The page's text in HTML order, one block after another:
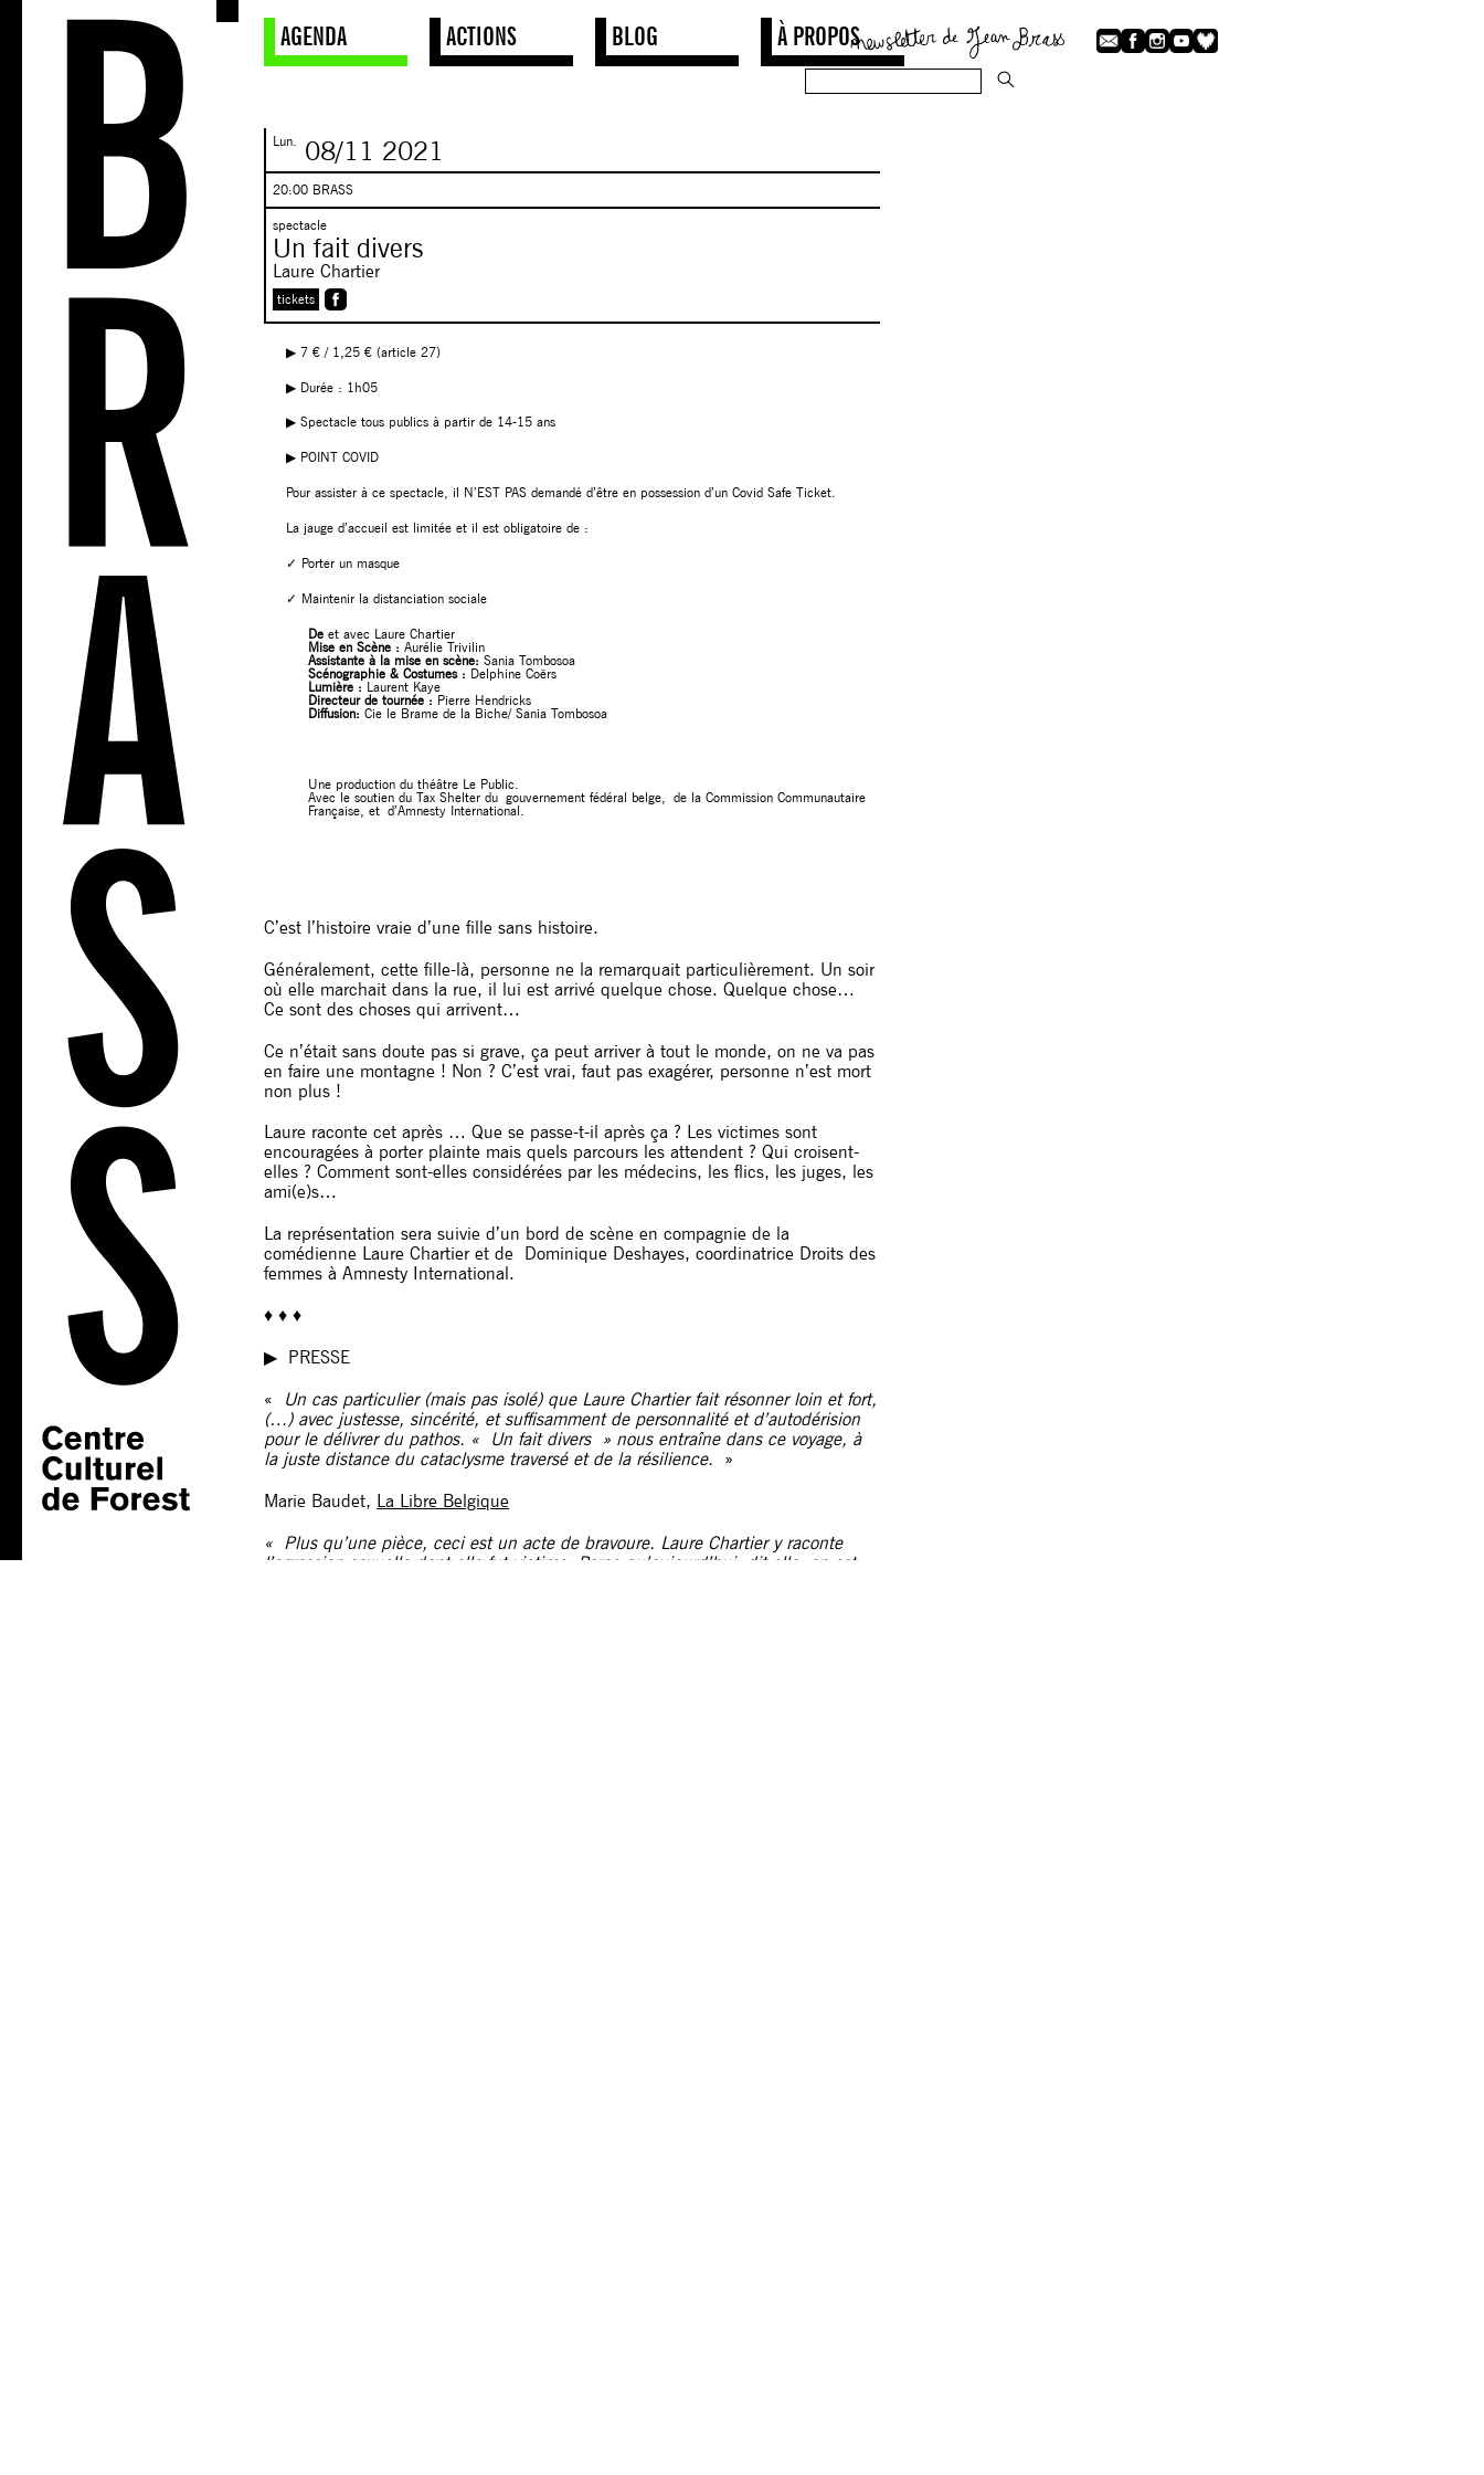
AGENDA ACTIONS BLOG À PROPOS
Lun. 08/11 2021
20:00 BRASS
spectacle
Un fait divers
Laure Chartier
tickets
▶︎ 7 € / 1,25 € (article 27)
▶︎ Durée : 1h05
▶︎ Spectacle tous publics à partir de 14-15 ans
▶︎ POINT COVID
Pour assister à ce spectacle, il N’EST PAS demandé d’être en possession d’un Covid Safe Ticket.
La jauge d’accueil est limitée et il est obligatoire de :
✓ Porter un masque
✓ Maintenir la distanciation sociale
Deet avec Laure Chartier
Mise en Scène : Aurélie Trivilin
Assistante à la mise en scène: Sania Tombosoa
Scénographie & Costumes : Delphine Coërs
Lumière : Laurent Kaye
Directeur de tournée : Pierre Hendricks
Diffusion: Cie le Brame de la Biche/ Sania Tombosoa
Une production du théâtre Le Public.
Avec le soutien du Tax Shelter du gouvernement fédéral belge, de la Commission Communautaire
Française, et d’Amnesty International.
C’est l’histoire vraie d’une fille sans histoire.
Généralement, cette fille-là, personne ne la remarquait particulièrement. Un soir
où elle marchait dans la rue, il lui est arrivé quelque chose. Quelque chose…
Ce sont des choses qui arrivent…
Ce n’était sans doute pas si grave, ça peut arriver à tout le monde, on ne va pas
en faire une montagne ! Non ? C’est vrai, faut pas exagérer, personne n’est mort
non plus !
Laure raconte cet après … Que se passe-t-il après ça ? Les victimes sont
encouragées à porter plainte mais quels parcours les attendent ? Qui croisent-
elles ? Comment sont-elles considérées par les médecins, les flics, les juges, les
ami(e)s…
La représentation sera suivie d’un bord de scène en compagnie de la
comédienne Laure Chartier et de
Dominique Deshayes, coordinatrice Droits des
femmes à Amnesty International.
♦ ♦ ♦
▶︎ PRESSE
«
Un cas particulier (mais pas isolé) que Laure Chartier fait résonner loin et fort,
(…) avec justesse, sincérité, et suffisamment de personnalité et d’autodérision
pour le délivrer du pathos. « Un fait divers » nous entraîne dans ce voyage, à
la juste distance du cataclysme traversé et de la résilience. »
Marie Baudet, La Libre Belgique
« Plus qu’une pièce, ceci est un acte de bravoure. Laure Chartier y raconte
l’agression sexuelle dont elle fut victime. Parce qu’aujourd’hui, dit-elle, on est